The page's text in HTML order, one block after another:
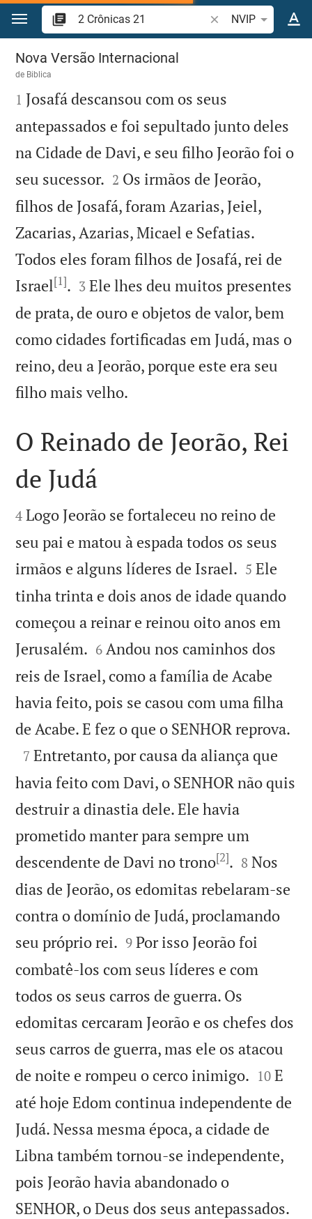
Ir para o conteúdo
Pesquise
NVIP
2 Crônicas 21
Nova Versão Internacional
de Biblica

1 Josafá descansou com os seus
antepassados e foi sepultado junto deles
na Cidade de Davi, e seu filho Jeorão foi o
seu sucessor. 

2 Os irmãos de Jeorão,
filhos de Josafá, foram Azarias, Jeiel,
Zacarias, Azarias, Micael e Sefatias.
Todos eles foram filhos de Josafá, rei de
Israel[1]. 

3 Ele lhes deu muitos presentes
de prata, de ouro e objetos de valor, bem
como cidades fortificadas em Judá, mas o
reino, deu a Jeorão, porque este era seu
filho mais velho.

O Reinado de Jeorão, Rei
de Judá

4 Logo Jeorão se fortaleceu no reino de
seu pai e matou à espada todos os seus
irmãos e alguns líderes de Israel. 

5 Ele
tinha trinta e dois anos de idade quando
começou a reinar e reinou oito anos em
Jerusalém. 

6 Andou nos caminhos dos
reis de Israel, como a família de Acabe
havia feito, pois se casou com uma filha
de Acabe. E fez o que o SENHOR reprova.

7 Entretanto, por causa da aliança que
havia feito com Davi, o SENHOR não quis
destruir a dinastia dele. Ele havia
prometido manter para sempre um
descendente de Davi no trono[2]. 

8 Nos
dias de Jeorão, os edomitas rebelaram-se
contra o domínio de Judá, proclamando
seu próprio rei. 

9 Por isso Jeorão foi
combatê-los com seus líderes e com
todos os seus carros de guerra. Os
edomitas cercaram Jeorão e os chefes dos
seus carros de guerra, mas ele os atacou
de noite e rompeu o cerco inimigo. 

10 E
até hoje Edom continua independente de
Judá. Nessa mesma época, a cidade de
Libna também tornou-se independente,
pois Jeorão havia abandonado o
SENHOR, o Deus dos seus antepassados.